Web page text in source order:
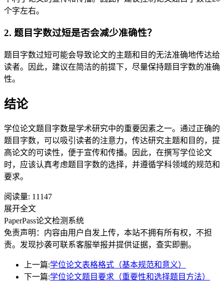
个字左右。
2. 题目字数过短是否会减少准确性？
题目字数过短可能会导致论文的主题和目的无法准确地传达给
读者。因此，建议在简洁的前提下，尽量保持题目字数的准确
性。
结论
学位论文题目字数是学术研究中的重要因素之一。通过正确的
题目字数，可以吸引读者的注意力，传达研究主题和目的，提
高论文的可读性，便于宣传和传播。因此，在撰写学位论文
时，应该认真考虑题目字数的选择，并遵循学科领域的规范和
要求。
阅读量: 11147
展开全文
PaperPass论文检测系统
免责声明：内容由用户自发上传，本站不拥有所有权，不担
责。发现抄袭可联系客服举报并提供证据，查实即删。
上一篇:学位论文表格格式（基本规范和意义）
下一篇:学位论文题目要求（重要性和选择题目方法）